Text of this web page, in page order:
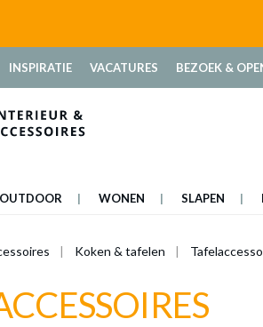
INSPIRATIE VACATURES BEZOEK &
WONEN SLAPEN
Koken & tafelen